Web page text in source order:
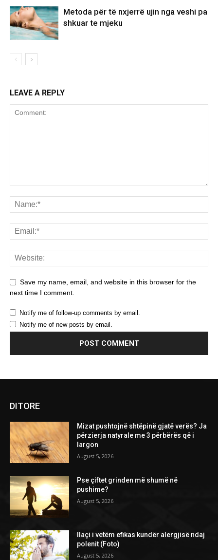
Metoda për të nxjerrë ujin nga veshi pa
shkuar te mjeku
LEAVE A REPLY
Save my name, email, and website in this browser for the
next time I comment.
Notify me of follow-up comments by email.
Notify me of new posts by email.
DITORE
Mizat pushtojnë shtëpinë gjatë verës? Ja
përzierja natyrale me 3 përbërës që i
largon
August 5, 2026
Pse çiftet grinden më shumë në
pushime?
August 5, 2026
Ilaçi i vetëm efikas kundër alergjisë ndaj
polenit (Foto)
August 5, 2026